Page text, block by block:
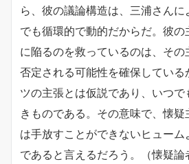
ら、彼の議論構造は、三浦さんに
でも循環的で動的だからだ。彼
に陥るのを救っているのは、その
否定される可能性を確保している
ツの主張とは仮説であり、いつ
きものである。その意味で、懐
は手放すことができないヒュー
であると言えるだろう。（懐疑